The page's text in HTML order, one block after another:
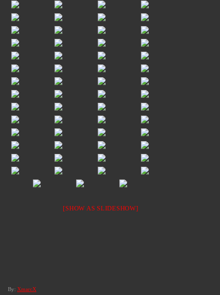
[SHOW AS SLIDESHOW]
By: XmarcX